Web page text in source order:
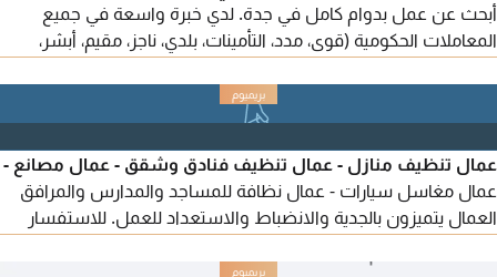
أبحث عن عمل بدوام كامل في جدة. لدي خبرة واسعة في جميع
المعاملات الحكومية (قوى، مدد، التأمينات، بلدي، ناجز، مقيم، أبشر،
وتصنيف المقاولين. عمل الهياكل التنظيمية والوظيفية، والرواتب،
واستقطاب الموظفين. إلمام شامل بقوانين مكتب العمل. للتواصل.
عمال تنظيف منازل - عمال تنظيف فنادق وشقق - عمال مصانع -
عمال مغاسل سيارات - عمال نظافة للمساجد والمدارس والمرافق
العمال يتميزون بالجدية والانضباط والاستعداد للعمل. للاستفسار
والتواصل عبر الاتصال